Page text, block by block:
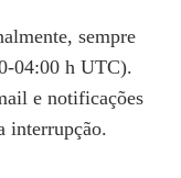
sempre
h UTC).
e notificações
interrupção.